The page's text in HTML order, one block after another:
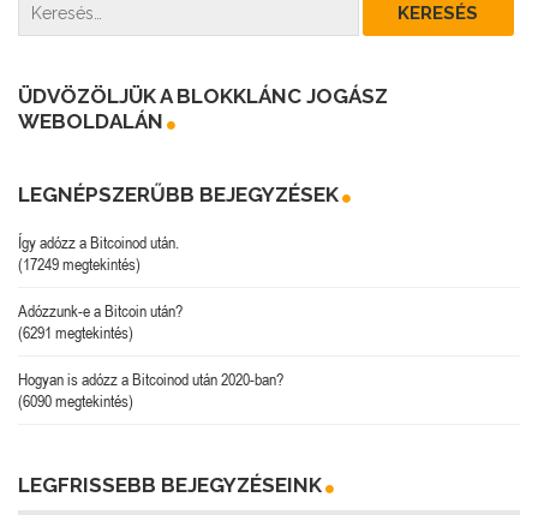
ÜDVÖZÖLJÜK A BLOKKLÁNC JOGÁSZ
WEBOLDALÁN
LEGNÉPSZERŰBB BEJEGYZÉSEK
Így adózz a Bitcoinod után.
(17249 megtekintés)
Adózzunk-e a Bitcoin után?
(6291 megtekintés)
Hogyan is adózz a Bitcoinod után 2020-ban?
(6090 megtekintés)
LEGFRISSEBB BEJEGYZÉSEINK